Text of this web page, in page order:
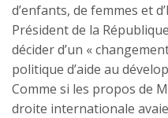
d’enfants, de femmes et
Président de la
décider d’un «
politique d’aide au
Comme si les propos de
droite internationale